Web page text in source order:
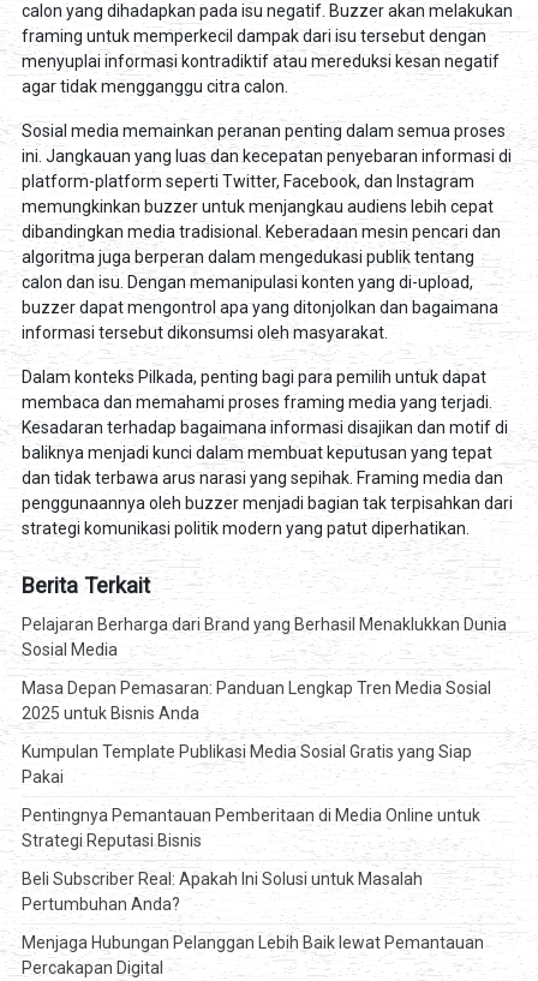
calon yang dihadapkan pada isu negatif. Buzzer akan melakukan
framing untuk memperkecil dampak dari isu tersebut dengan
menyuplai informasi kontradiktif atau mereduksi kesan negatif
agar tidak mengganggu citra calon.
Sosial media memainkan peranan penting dalam semua proses
ini. Jangkauan yang luas dan kecepatan penyebaran informasi di
platform-platform seperti Twitter, Facebook, dan Instagram
memungkinkan buzzer untuk menjangkau audiens lebih cepat
dibandingkan media tradisional. Keberadaan mesin pencari dan
algoritma juga berperan dalam mengedukasi publik tentang
calon dan isu. Dengan memanipulasi konten yang di-upload,
buzzer dapat mengontrol apa yang ditonjolkan dan bagaimana
informasi tersebut dikonsumsi oleh masyarakat.
Dalam konteks Pilkada, penting bagi para pemilih untuk dapat
membaca dan memahami proses framing media yang terjadi.
Kesadaran terhadap bagaimana informasi disajikan dan motif di
baliknya menjadi kunci dalam membuat keputusan yang tepat
dan tidak terbawa arus narasi yang sepihak. Framing media dan
penggunaannya oleh buzzer menjadi bagian tak terpisahkan dari
strategi komunikasi politik modern yang patut diperhatikan.
Berita Terkait
Pelajaran Berharga dari Brand yang Berhasil Menaklukkan Dunia
Sosial Media
Masa Depan Pemasaran: Panduan Lengkap Tren Media Sosial
2025 untuk Bisnis Anda
Kumpulan Template Publikasi Media Sosial Gratis yang Siap
Pakai
Pentingnya Pemantauan Pemberitaan di Media Online untuk
Strategi Reputasi Bisnis
Beli Subscriber Real: Apakah Ini Solusi untuk Masalah
Pertumbuhan Anda?
Menjaga Hubungan Pelanggan Lebih Baik lewat Pemantauan
Percakapan Digital